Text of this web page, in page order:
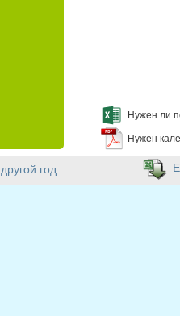
Нужен ли
Нужен
..другой год